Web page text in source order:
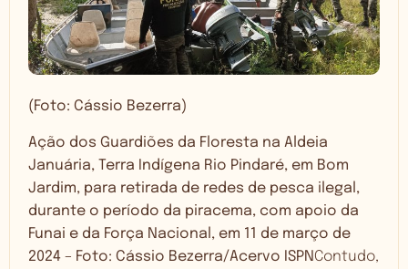
(Foto: Cássio Bezerra)
Ação dos Guardiões da Floresta na Aldeia
Januária, Terra Indígena Rio Pindaré, em Bom
Jardim, para retirada de redes de pesca ilegal,
durante o período da piracema, com apoio da
Funai e da Força Nacional, em 11 de março de
2024 – Foto: Cássio Bezerra/Acervo ISPNContudo,